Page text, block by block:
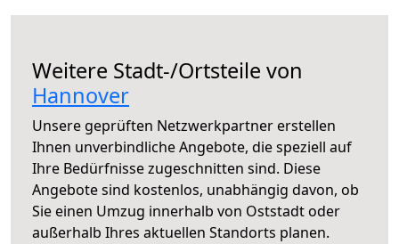
Weitere Stadt-/Ortsteile von
Hannover
Unsere geprüften Netzwerkpartner erstellen
Ihnen unverbindliche Angebote, die speziell auf
Ihre Bedürfnisse zugeschnitten sind. Diese
Angebote sind kostenlos, unabhängig davon, ob
Sie einen Umzug innerhalb von Oststadt oder
außerhalb Ihres aktuellen Standorts planen.